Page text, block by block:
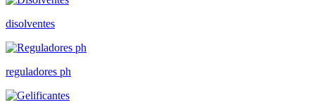
disolventes
reguladores ph